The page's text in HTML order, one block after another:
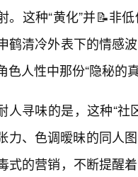
。这种“黄化”并📝非
鹤清冷外表下的情感
色人性中那份“隐秘的真
人寻味的是，这种“
力、色调暧昧的同人
式的营销，不断提醒